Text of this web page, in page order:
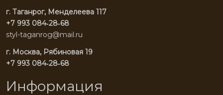
г. Таганрог, Менделеева 117
+7 993 084‑28‑68
styl-taganrog@mail.ru
г. Москва, Рябиновая 19
+7 993 084‑28‑68
Информация